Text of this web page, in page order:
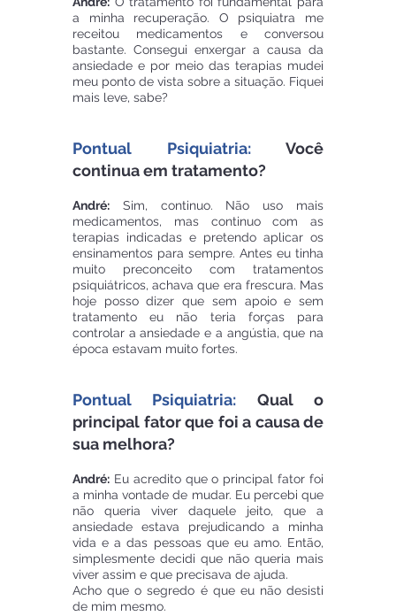
a minha recuperação. O psiquiatra me
receitou medicamentos e conversou
bastante. Consegui enxergar a causa da
ansiedade e por meio das terapias mudei
meu ponto de vista sobre a situação. Fiquei
mais leve, sabe?
Pontual Psiquiatria: Você
continua em tratamento?
André: Sim, continuo. Não uso mais
medicamentos, mas continuo com as
terapias indicadas e pretendo aplicar os
ensinamentos para sempre. Antes eu tinha
muito preconceito com tratamentos
psiquiátricos, achava que era frescura. Mas
hoje posso dizer que sem apoio e sem
tratamento eu não teria forças para
controlar a ansiedade e a angústia, que na
época estavam muito fortes.
Pontual Psiquiatria: Qual o
principal fator que foi a causa de
sua melhora?
André: Eu acredito que o principal fator foi
a minha vontade de mudar. Eu percebi que
não queria viver daquele jeito, que a
ansiedade estava prejudicando a minha
vida e a das pessoas que eu amo. Então,
simplesmente decidi que não queria mais
viver assim e que precisava de ajuda.
Acho que o segredo é que eu não desisti
de mim mesmo.